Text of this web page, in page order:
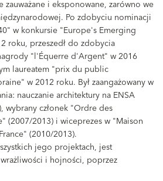
i eksponowane, zarówno we
Po zdobyciu nominacji
w konkursie "Europe's Emerging
roku, przeszedł do zdobycia
"l'Équerre d'Argent" w 2016
laureatem "prix du public
w 2012 roku. Był zaangażowany w
nauczanie architektury na ENSA
członek "Ordre des
(2007/2013) i wiceprezes w "Maison
(2010/2013).
jego projektach, jest
i hojności, poprzez